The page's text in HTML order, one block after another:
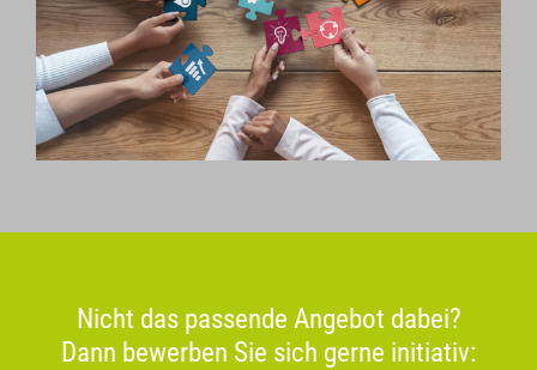
Nicht das passende Angebot dabei?
Dann bewerben Sie sich gerne initiativ: